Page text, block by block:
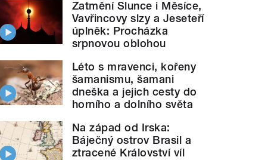
Zatmění Slunce i Měsíce,
Vavřincovy slzy a Jeseteří
úplněk: Procházka
srpnovou oblohou
Léto s mravenci, kořeny
šamanismu, šamani
dneška a jejich cesty do
horního a dolního světa
Na západ od Irska:
Báječný ostrov Brasil a
ztracené Království víl